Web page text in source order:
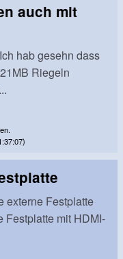
auch mit
hab gesehn dass
Riegeln
externe Festplatte
Festplatte mit HDMI-